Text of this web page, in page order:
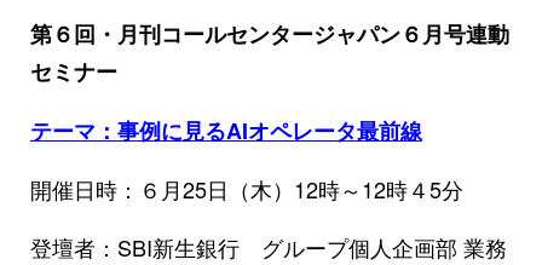
第６回・月刊コールセンタージャパン６月号連動
セミナー
テーマ：事例に見るAIオペレータ最前線
開催日時：６月25日（木）12時～12時４5分
登壇者：SBI新生銀行 グループ個人企画部 業務